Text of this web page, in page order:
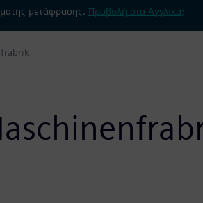
μετάφρασης. Προβολή στα Αγγλικά;